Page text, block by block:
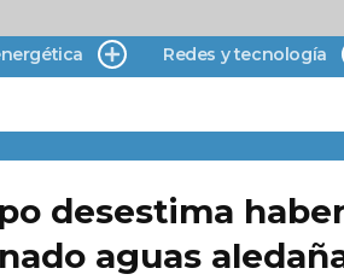
Redes y tecnología
desestima
aguas